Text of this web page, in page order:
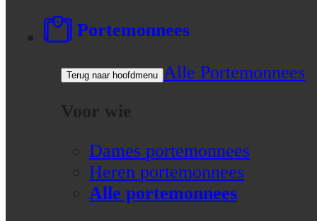
Portemonnees
Terug naar hoofdmenu Alle Portemonnees
Voor wie
Dames portemonnees
Heren portemonnees
Alle portemonnees